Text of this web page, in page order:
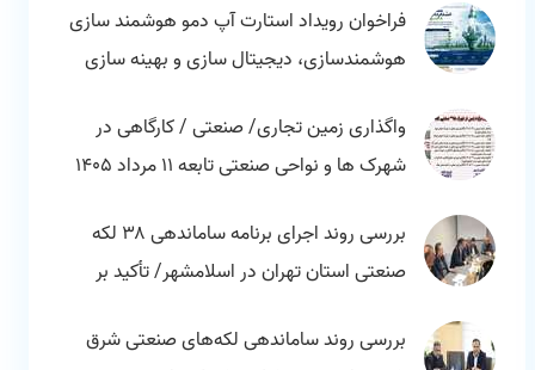
قرچک
فراخوان رویداد استارت آپ دمو هوشمند سازی
هوشمندسازی، دیجیتال سازی و بهینه سازی
واگذاری زمین تجاری/ صنعتی / کارگاهی در
شهرک ها و نواحی صنعتی تابعه 11 مرداد 1405
بررسی روند اجرای برنامه ساماندهی ۳۸ لکه
صنعتی استان تهران در اسلامشهر/ تأکید بر
تولید
بررسی روند ساماندهی لکه‌های صنعتی شرق